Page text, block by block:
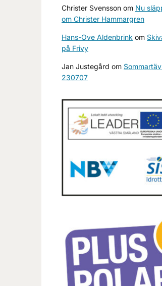
Christer Svensson om Nu
om Christer Hammargren
Hans-Ove Aldenbrink om
på Frivy
Jan Justegård om
230707